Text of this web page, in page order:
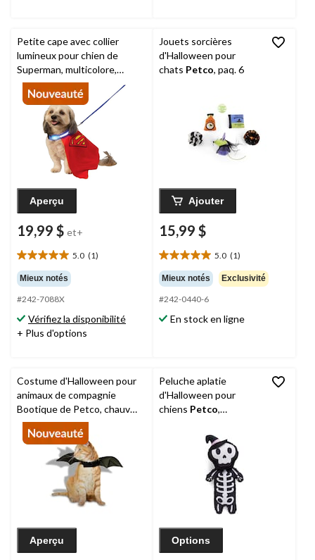
Petite cape avec collier
lumineux pour chien de
Superman, multicolore,
tailles variées, accessoire de
costume à porter pour
Halloween
Aperçu
19,99 $ et+
5.0 (1)
5.0
étoile(s)
sur
5.
1
évaluation
Mieux notés
#242-7088X
Vérifiez la disponibilité
+ Plus d'options
Jouets sorcières
d'Halloween pour
chats Petco, paq. 6
Ajouter
15,99 $
5.0 (1)
5.0
étoile(s)
sur
5.
1
Mieux notés Exclusivité
#242-0440-6
En stock en ligne
Costume d'Halloween pour
animaux de compagnie
Bootique de Petco, chauve-
souris, noir, tailles variées,
accessoire portable pour
Halloween
Aperçu
Peluche aplatie
d'Halloween pour
chiens Petco,
Options